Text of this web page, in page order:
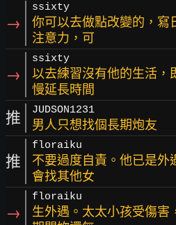
→
ssixty
你可以去做點改變的，寫
注意力，可
→
ssixty
以去練習沒有他的生活，
慢延長時間
推 JUDSON1231
男人只想找個長期炮友
推
floraiku
不要過度自責。他已是外
會找其他女
→
floraiku
生外遇。太太小孩受傷害